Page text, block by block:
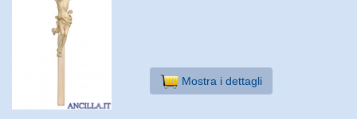
Mostra i dettagli